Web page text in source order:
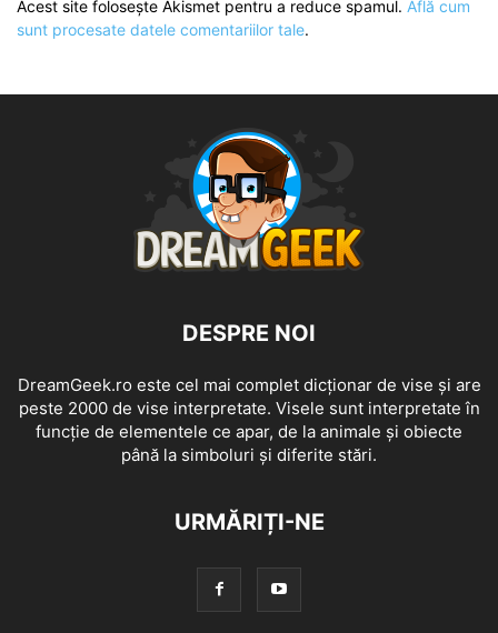
Acest site folosește Akismet pentru a reduce spamul. Află cum
sunt procesate datele comentariilor tale.
DESPRE NOI
DreamGeek.ro este cel mai complet dicționar de vise și are
peste 2000 de vise interpretate. Visele sunt interpretate în
funcție de elementele ce apar, de la animale și obiecte
până la simboluri și diferite stări.
URMĂRIȚI-NE